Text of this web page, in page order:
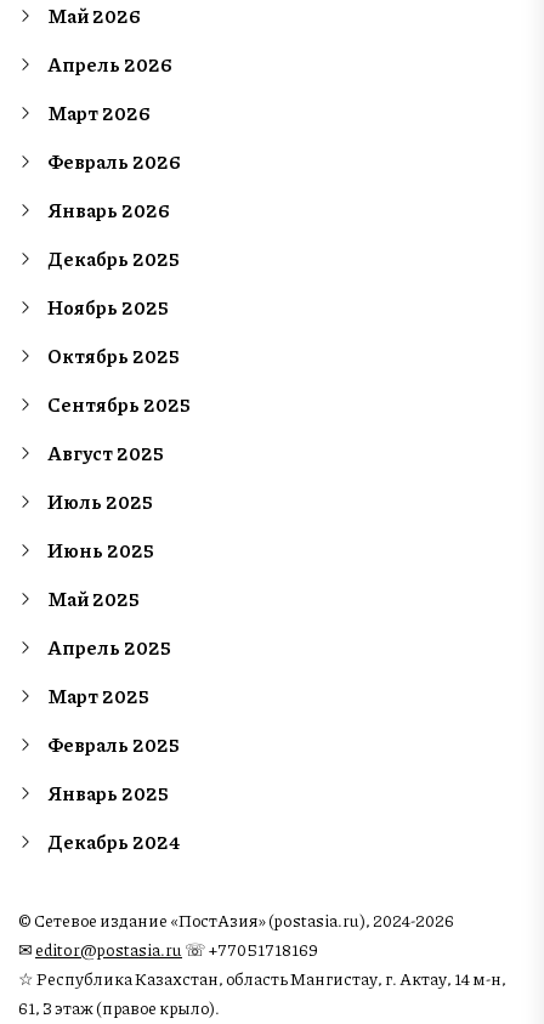
Май 2026
Апрель 2026
Март 2026
Февраль 2026
Январь 2026
Декабрь 2025
Ноябрь 2025
Октябрь 2025
Сентябрь 2025
Август 2025
Июль 2025
Июнь 2025
Май 2025
Апрель 2025
Март 2025
Февраль 2025
Январь 2025
Декабрь 2024
© Сетевое издание «ПостАзия» (postasia.ru), 2024-2026
✉︎editor@postasia.ru ☏ +77051718169
☆ Республика Казахстан, область Мангистау, г. Актау, 14 м-н,
61, 3 этаж (правое крыло).